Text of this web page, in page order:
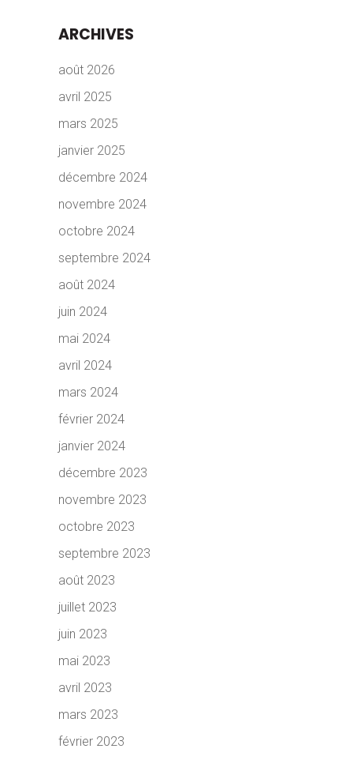
ARCHIVES
août 2026
avril 2025
mars 2025
janvier 2025
décembre 2024
novembre 2024
octobre 2024
septembre 2024
août 2024
juin 2024
mai 2024
avril 2024
mars 2024
février 2024
janvier 2024
décembre 2023
novembre 2023
octobre 2023
septembre 2023
août 2023
juillet 2023
juin 2023
mai 2023
avril 2023
mars 2023
février 2023